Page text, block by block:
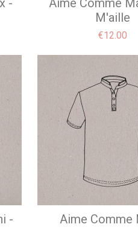
-
Aime Comme
M'aille
Price
€12.00
-
Aime Comme